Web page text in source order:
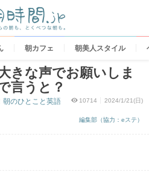
朝カフェ 朝美人スタイル
きな声でお願いしま
言うと？
10714 2024/1/21(日)
編集部（協力：eステ）
朝のひとこと英語